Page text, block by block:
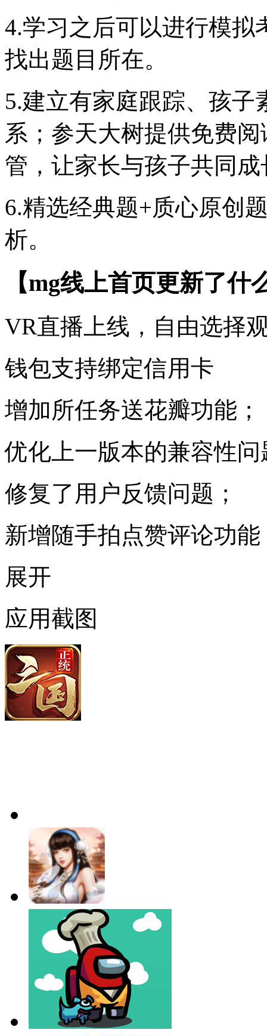
4.学习之后可以进行模拟
找出题目所在。
5.建立有家庭跟踪、孩
系；参天大树提供免费
管，让家长与孩子共同成
6.精选经典题+质心原创
析。
【mg线上首页更新了什
VR直播上线，自由选择
钱包支持绑定信用卡
增加所任务送花瓣功能；
优化上一版本的兼容性问
修复了用户反馈问题；
新增随手拍点赞评论功能
展开
应用截图